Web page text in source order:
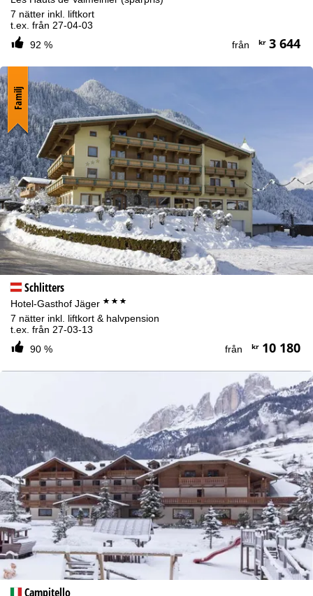
7 nätter inkl. liftkort
t.ex. från 27-04-03
92 %
från kr3 644
Schlitters
Hotel-Gasthof Jäger ***
7 nätter inkl. liftkort & halvpension
t.ex. från 27-03-13
90 %
från kr10 180
Familj
Campitello